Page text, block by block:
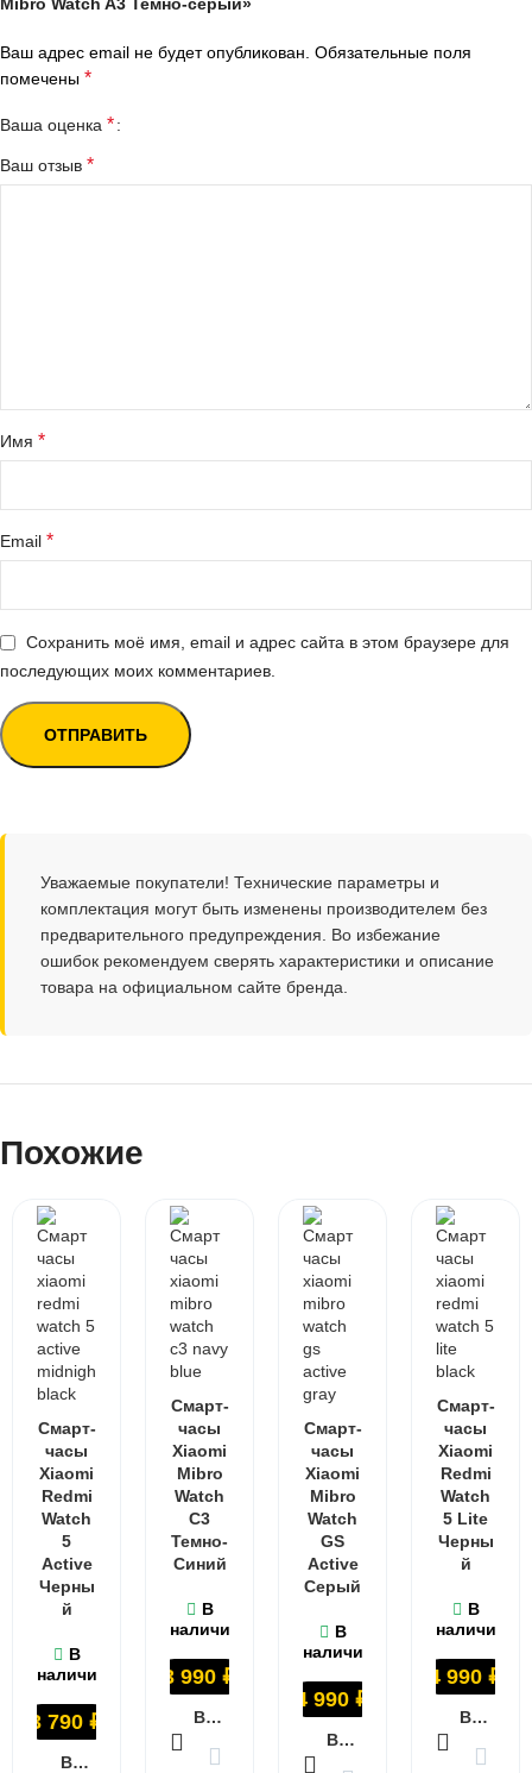
Ваш адрес email не будет опубликован. Обязательные поля
помечены *
Ваша оценка *
Ваш отзыв *
Имя *
Email *
Сохранить моё имя, email и адрес сайта в этом браузере для
последующих моих комментариев.
Уважаемые покупатели! Технические параметры и
комплектация могут быть изменены производителем без
предварительного предупреждения. Во избежание
ошибок рекомендуем сверять характеристики и описание
товара на официальном сайте бренда.
Похожие
Смарт-
часы
Xiaomi
Redmi
Watch
5
Active
Черны
й
В
наличии
3 790 ₽
В КОРЗИНУ
Смарт-
часы
Xiaomi
Mibro
Watch
C3
Темно-
Синий
В
наличии
3 990 ₽
В КОРЗИНУ
Смарт-
часы
Xiaomi
Mibro
Watch
GS
Active
Серый
В
наличии
4 990 ₽
В КОРЗИНУ
Смарт-
часы
Xiaomi
Redmi
Watch
5 Lite
Черны
й
В
наличии
4 990 ₽
В КОРЗИНУ